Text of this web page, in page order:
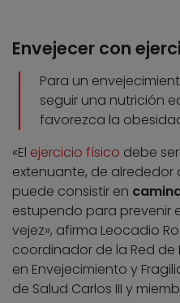
Envejecer con
Para un
seguir una nutrición
favorezca la
«El ejercicio físico debe
extenuante, de alrededor
puede consistir en
estupendo para prevenir
vejez», afirma Leocadio
coordinador de la Red
en Envejecimiento y
de Salud Carlos III y